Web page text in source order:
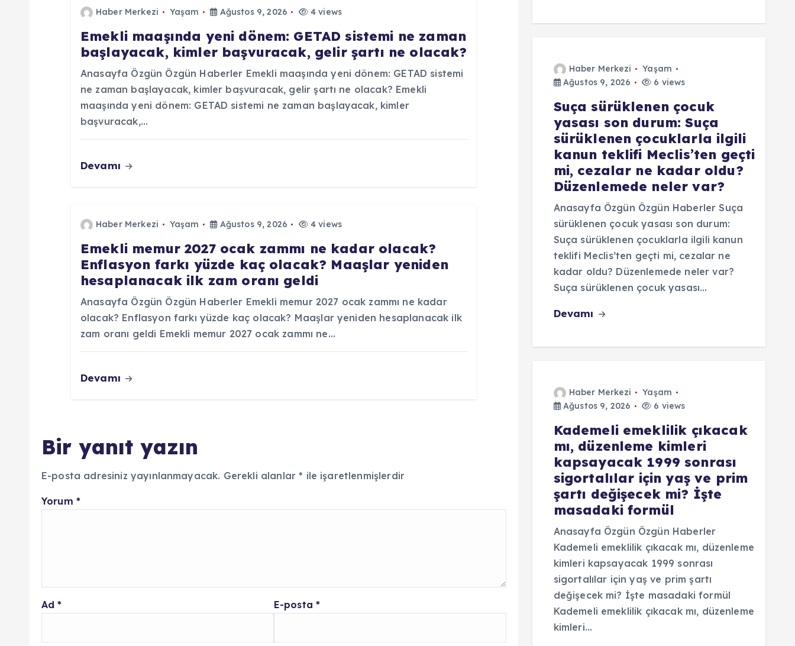
Haber Merkezi Yaşam Ağustos 9, 2026 4 views
Emekli maaşında yeni dönem: GETAD sistemi ne zaman
başlayacak, kimler başvuracak, gelir şartı ne olacak?
Anasayfa Özgün Özgün Haberler Emekli maaşında yeni dönem: GETAD sistemi
ne zaman başlayacak, kimler başvuracak, gelir şartı ne olacak? Emekli
maaşında yeni dönem: GETAD sistemi ne zaman başlayacak, kimler
başvuracak,…
Devamı
Haber Merkezi Yaşam Ağustos 9, 2026 4 views
Emekli memur 2027 ocak zammı ne kadar olacak?
Enflasyon farkı yüzde kaç olacak? Maaşlar yeniden
hesaplanacak ilk zam oranı geldi
Anasayfa Özgün Özgün Haberler Emekli memur 2027 ocak zammı ne kadar
olacak? Enflasyon farkı yüzde kaç olacak? Maaşlar yeniden hesaplanacak ilk
zam oranı geldi Emekli memur 2027 ocak zammı ne…
Devamı
Bir yanıt yazın
E-posta adresiniz yayınlanmayacak. Gerekli alanlar* ile işaretlenmişlerdir
Yorum *
Ad* E-posta*
Haber Merkezi
Yaşam
Ağustos 9, 2026
6 views
Suça sürüklenen çocuk
yasası son durum: Suça
sürüklenen çocuklarla ilgili
kanun teklifi Meclis’ten geçti
mi, cezalar ne kadar oldu?
Düzenlemede neler var?
Anasayfa Özgün Özgün Haberler Suça
sürüklenen çocuk yasası son durum:
Suça sürüklenen çocuklarla ilgili kanun
teklifi Meclis’ten geçti mi, cezalar ne
kadar oldu? Düzenlemede neler var?
Suça sürüklenen çocuk yasası…
Devamı
Haber Merkezi
Yaşam
Ağustos 9, 2026
6 views
Kademeli emeklilik çıkacak
mı, düzenleme kimleri
kapsayacak 1999 sonrası
sigortalılar için yaş ve prim
şartı değişecek mi? İşte
masadaki formül
Anasayfa Özgün Özgün Haberler
Kademeli emeklilik çıkacak mı, düzenleme
kimleri kapsayacak 1999 sonrası
sigortalılar için yaş ve prim şartı
değişecek mi? İşte masadaki formül
Kademeli emeklilik çıkacak mı, düzenleme
kimleri…